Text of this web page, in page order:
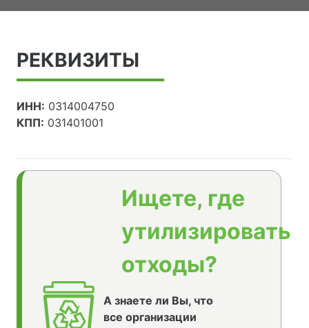
РЕКВИЗИТЫ
ИНН: 0314004750
КПП: 031401001
Ищете, где
утилизировать
отходы?
А знаете ли Вы, что
все организации